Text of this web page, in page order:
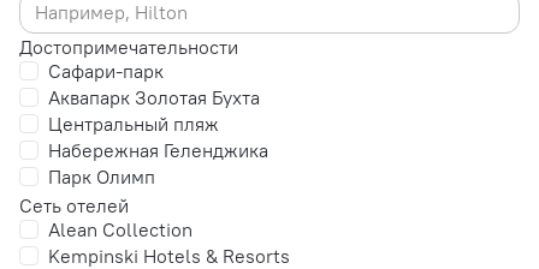
Достопримечательности
Сафари-парк
Аквапарк Золотая Бухта
Центральный пляж
Набережная Геленджика
Парк Олимп
Сеть отелей
Alean Collection
Kempinski Hotels & Resorts